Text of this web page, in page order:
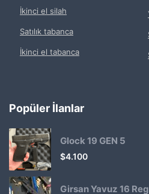
İkinci el silah
Satılık tabanca
İkinci el tabanca
Popüler İlanlar
Glock 19 GEN 5
$4.100
Girsan Yavuz 16